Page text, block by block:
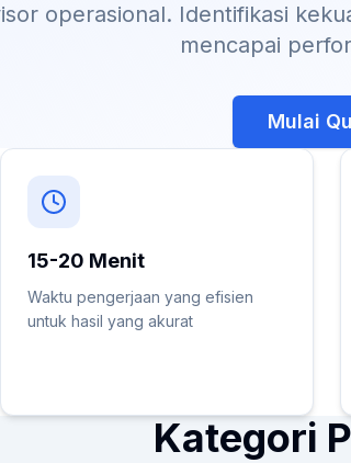
operasional. Identifikasi
mencapai
Mulai
15-20 Menit
Waktu pengerjaan yang efisien
untuk hasil yang akurat
Kategori